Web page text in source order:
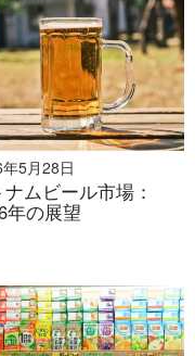
全国規模、十分
資金
業/投資家の支
を受けている
速、標準化
ランチャイズ
ズセクターは急速に
も均一ではありま
が大部分を占めてい
内・海外ともに）
ンの標準化、そし
を拡大していま
圧力の激化に伴う構
5月28日
ムビール市場：
年の展望